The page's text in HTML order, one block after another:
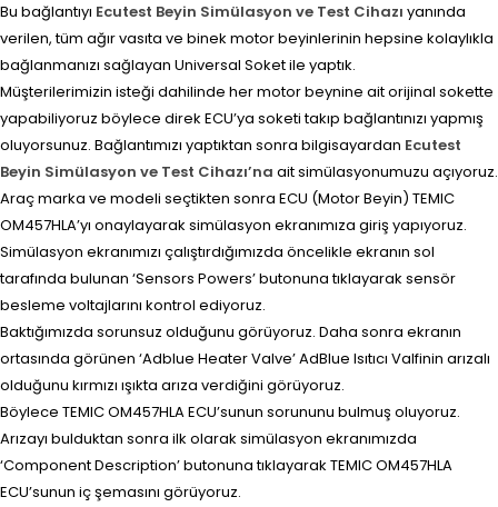
Bu bağlantıyı Ecutest Beyin Simülasyon ve Test Cihazı yanında
verilen, tüm ağır vasıta ve binek motor beyinlerinin hepsine kolaylıkla
bağlanmanızı sağlayan Universal Soket ile yaptık.
Müşterilerimizin isteği dahilinde her motor beynine ait orijinal sokette
yapabiliyoruz böylece direk ECU’ya soketi takıp bağlantınızı yapmış
oluyorsunuz. Bağlantımızı yaptıktan sonra bilgisayardan Ecutest
Beyin Simülasyon ve Test Cihazı’na ait simülasyonumuzu açıyoruz.
Araç marka ve modeli seçtikten sonra ECU (Motor Beyin) TEMIC
OM457HLA’yı onaylayarak simülasyon ekranımıza giriş yapıyoruz.
Simülasyon ekranımızı çalıştırdığımızda öncelikle ekranın sol
tarafında bulunan ‘Sensors Powers’ butonuna tıklayarak sensör
besleme voltajlarını kontrol ediyoruz.
Baktığımızda sorunsuz olduğunu görüyoruz. Daha sonra ekranın
ortasında görünen ‘Adblue Heater Valve’ AdBlue Isıtıcı Valfinin arızalı
olduğunu kırmızı ışıkta arıza verdiğini görüyoruz.
Böylece TEMIC OM457HLA ECU’sunun sorununu bulmuş oluyoruz.
Arızayı bulduktan sonra ilk olarak simülasyon ekranımızda
‘Component Description’ butonuna tıklayarak TEMIC OM457HLA
ECU’sunun iç şemasını görüyoruz.